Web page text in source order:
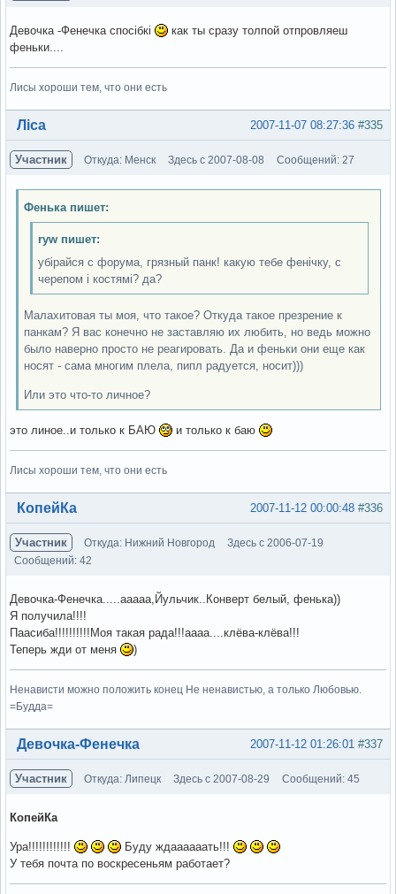
Девочка -Фенечка спосібкі
как ты сразу толпой отпровляеш
феньки....
Лисы хороши тем, что они есть
Вне форума #335
2007-11-07 08:27:36
Ліса
Участник Откуда: Менск Здесь с 2007-08-08 Сообщений: 27
Фенька пишет:
ryw пишет:
убірайся с форума, грязный панк! какую тебе фенічку, с
черепом і костямі? да?
Малахитовая ты моя, что такое? Откуда такое презрение к
панкам? Я вас конечно не заставляю их любить, но ведь можно
было наверно просто не реагировать. Да и феньки они еще как
носят - сама многим плела, пипл радуется, носит)))
Или это что-то личное?
это линое..и только к БАЮ и только к баю
Лисы хороши тем, что они есть
Вне форума #336
2007-11-12 00:00:48
КопейКа
Участник Откуда: Нижний Новгород
Здесь с 2006-07-19
Сообщений: 42
Девочка-Фенечка.....ааааа,Йульчик..Конверт белый, фенька))
Я получила!!!!
Паасиба!!!!!!!!!!Моя такая рада!!!аааа....клёва-клёва!!!
Теперь жди от меня
)
Ненависти можно положить конец Не ненавистью, а только Любовью.
=Будда=
Вне форума #337
2007-11-12 01:26:01
Девочка-Фенечка
Участник Откуда: Липецк Здесь с 2007-08-29 Сообщений: 45
КопейКа
Ура!!!!!!!!!!!!
Буду ждаааааать!!!
У тебя почта по воскресеньям работает?